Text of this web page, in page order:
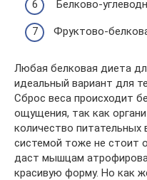
Белково-
Фруктово-
Любая белковая диета
идеальный вариант для
Сброс веса происходит
ощущения, так как
количество
системой тоже не стоит
даст мышцам
красивую форму. Но как